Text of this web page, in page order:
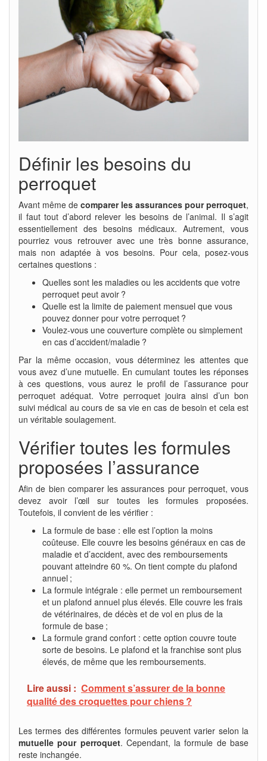
Définir les besoins du
perroquet
Avant même de comparer les assurances pour perroquet,
il faut tout d’abord relever les besoins de l’animal. Il s’agit
essentiellement des besoins médicaux. Autrement, vous
pourriez vous retrouver avec une très bonne assurance,
mais non adaptée à vos besoins. Pour cela, posez-vous
certaines questions :
Quelles sont les maladies ou les accidents que votre
perroquet peut avoir ?
Quelle est la limite de paiement mensuel que vous
pouvez donner pour votre perroquet ?
Voulez-vous une couverture complète ou simplement
en cas d’accident/maladie ?
Par la même occasion, vous déterminez les attentes que
vous avez d’une mutuelle. En cumulant toutes les réponses
à ces questions, vous aurez le profil de l’assurance pour
perroquet adéquat. Votre perroquet jouira ainsi d’un bon
suivi médical au cours de sa vie en cas de besoin et cela est
un véritable soulagement.
Vérifier toutes les formules
proposées l’assurance
Afin de bien comparer les assurances pour perroquet, vous
devez avoir l’œil sur toutes les formules proposées.
Toutefois, il convient de les vérifier :
La formule de base : elle est l’option la moins
coûteuse. Elle couvre les besoins généraux en cas de
maladie et d’accident, avec des remboursements
pouvant atteindre 60 %. On tient compte du plafond
annuel ;
La formule intégrale : elle permet un remboursement
et un plafond annuel plus élevés. Elle couvre les frais
de vétérinaires, de décès et de vol en plus de la
formule de base ;
La formule grand confort : cette option couvre toute
sorte de besoins. Le plafond et la franchise sont plus
élevés, de même que les remboursements.
Lire aussi : Comment s’assurer de la bonne
qualité des croquettes pour chiens ?
Les termes des différentes formules peuvent varier selon la
mutuelle pour perroquet. Cependant, la formule de base
reste inchangée.